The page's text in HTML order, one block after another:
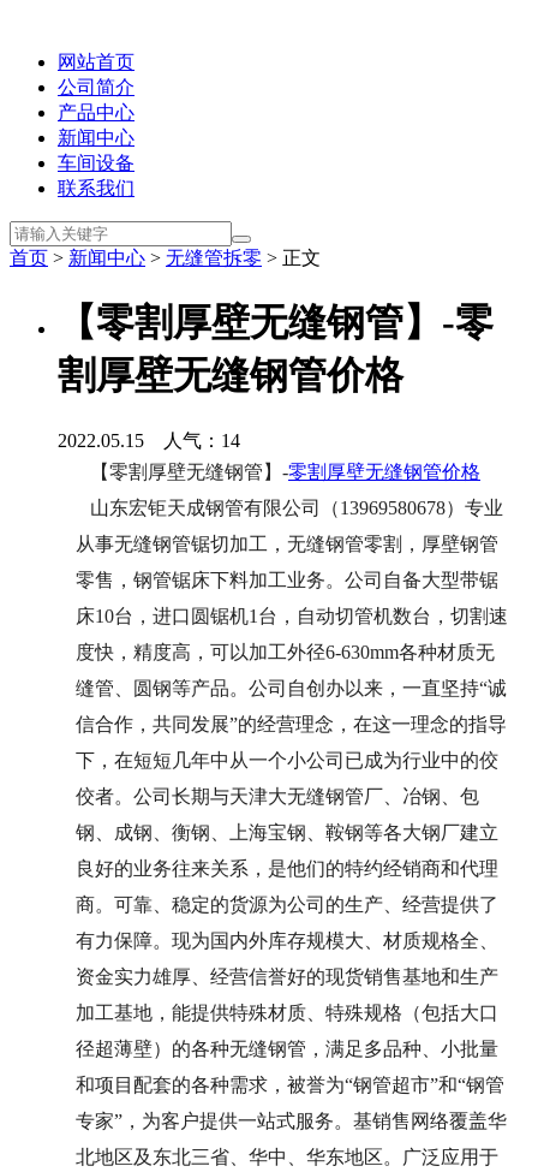
网站首页
公司简介
产品中心
新闻中心
车间设备
联系我们
首页 > 新闻中心 > 无缝管拆零 > 正文
【零割厚壁无缝钢管】-零
割厚壁无缝钢管价格
2022.05.15 人气： 14
【零割厚壁无缝钢管】-零割厚壁无缝钢管价格
山东宏钜天成钢管有限公司（13969580678）专业
从事无缝钢管锯切加工 ， 无缝钢管零割 ，厚壁钢管
零售，钢管锯床下料加工业务。公司自备大型带锯
床10台，进口圆锯机1台，自动切管机数台，切割速
度快，精度高，可以加工外径6-630mm各种材质无
缝管、圆钢等产品。公司自创办以来，一直坚持“诚
信合作，共同发展”的经营理念，在这一理念的指导
下，在短短几年中从一个小公司已成为行业中的佼
佼者。公司长期与天津大无缝钢管厂 、冶钢、包
钢、成钢、衡钢、上海宝钢、鞍钢等各大钢厂建立
良好的业务往来关系，是他们的特约经销商和代理
商。可靠、稳定的货源为公司的生产、经营提供了
有力保障。现为国内外库存规模大、材质规格全、
资金实力雄厚、经营信誉好的现货销售基地和生产
加工基地，能提供特殊材质、特殊规格（包括大口
径超薄壁）的各种无缝钢管，满足多品种、小批量
和项目配套的各种需求，被誉为“钢管超市”和“钢管
专家”，为客户提供一站式服务。基销售网络覆盖华
北地区及东北三省、华中、华东地区。广泛应用于